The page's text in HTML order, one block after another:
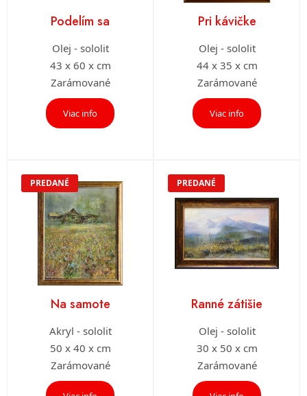
Podelím sa
Olej - sololit
43 x 60 x cm
Zarámované
Viac info
Pri kávičke
Olej - sololit
44 x 35 x cm
Zarámované
Viac info
PREDANÉ
Na samote
Akryl - sololit
50 x 40 x cm
Zarámované
PREDANÉ
Ranné zátišie
Olej - sololit
30 x 50 x cm
Zarámované